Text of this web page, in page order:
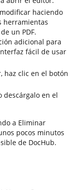
haciendo
herramientas
un PDF.
adicional para
fácil de usar
haz clic en el botón
descárgalo en el
a Eliminar
pocos minutos
de DocHub.